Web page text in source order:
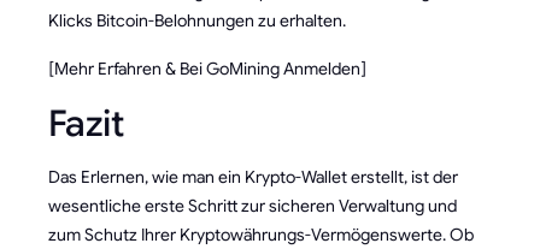
Klicks Bitcoin-Belohnungen zu erhalten.
[Mehr Erfahren & Bei GoMining Anmelden]
Fazit
Das Erlernen, wie man ein Krypto-Wallet erstellt, ist der
wesentliche erste Schritt zur sicheren Verwaltung und
zum Schutz Ihrer Kryptowährungs-Vermögenswerte. Ob